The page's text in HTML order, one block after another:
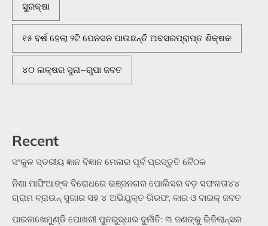
ସୁରକ୍ଷା
୧୫ ବର୍ଷ ହେଲା ୨ଟି ପେନସନ ପାଉଛନ୍ତି ଅବସରପ୍ରାପ୍ତ ଶିକ୍ଷକ
୪୦ ଲକ୍ଷର ସୁନା–ରୁପା ଜବତ
Recent
ସଂକୁଳ ସ୍ତରୀୟ ଜ୍ଞାନ ବିଜ୍ଞାନ ମେଳାର ପୂର୍ବ ପ୍ରସ୍ତୁତି ବୈଠକ
ନିଶା ମାଫିଆଙ୍କ ବିରୋଧରେ ଭଞ୍ଜନଗର ପୋଲିସର ବଡ଼ ସଫଳତା୪୪
ଗ୍ରାମ ବ୍ରାଉନ୍ ସୁଗାର ସହ ୪ ଅଭିଯୁକ୍ତ ଗିରଫ, କାର ଓ ବାଇକ୍ ଜବତ
ପାରଳାଖେମୁଣ୍ଡି ପୋଖରୀ ପୁନରୁଦ୍ଧାର ଦୁର୍ନୀତି: ୩ ଜଣଙ୍କୁ ଭିଜିଲାନ୍ସର